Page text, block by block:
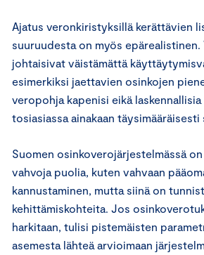
Ajatus veronkiristyksillä kerättävien
suuruudesta on myös
johtaisivat väistämättä
esimerkiksi jaettavien osinkojen
veropohja kapenisi eikä
tosiasiassa ainakaan täysimääräisesti
Suomen osinkoverojärjestelmässä
vahvoja puolia, kuten vahvaan
kannustaminen, mutta siinä on
kehittämiskohteita. Jos
harkitaan, tulisi pistemäisten
asemesta lähteä arvioimaan